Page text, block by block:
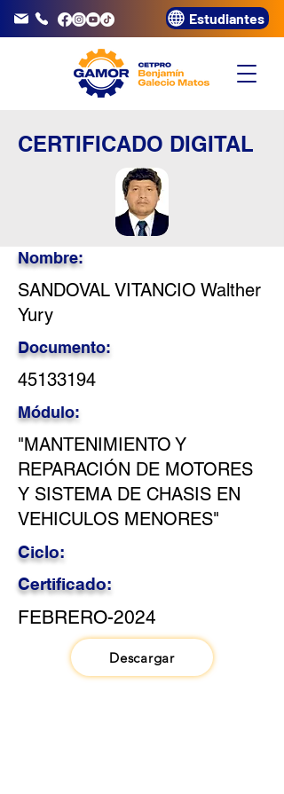
3320072 Estudiantes
CERTIFICADO DIGITAL
Nombre:
SANDOVAL VITANCIO Walther
Yury
Documento:
45133194
Módulo:
"MANTENIMIENTO Y
REPARACIÓN DE MOTORES
Y SISTEMA DE CHASIS EN
VEHICULOS MENORES"
Ciclo:
Certificado:
FEBRERO-2024
Descargar